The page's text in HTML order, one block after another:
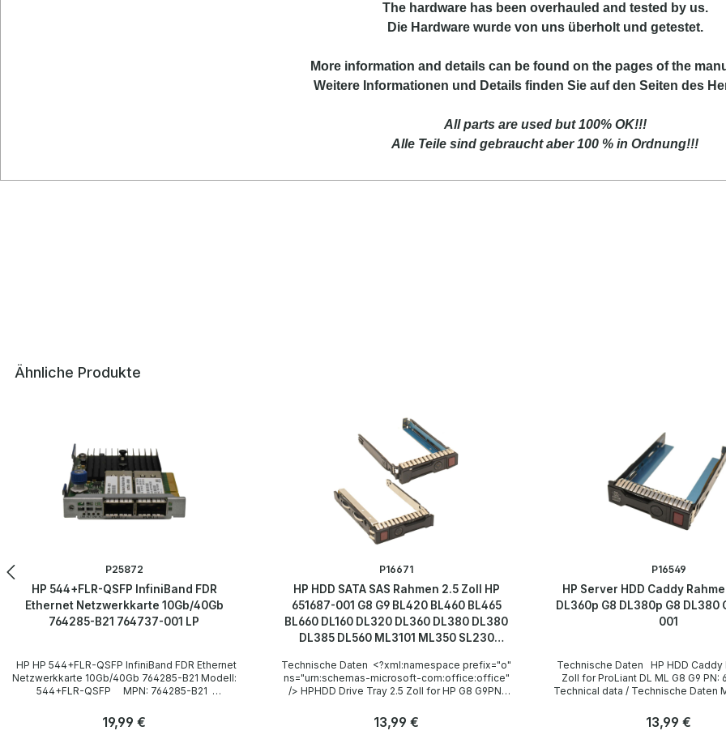
The hardware has been overhauled and tested by us.
Die Hardware wurde von uns überholt und getestet.
More information and details can be found on the pages of the
Weitere Informationen und Details finden Sie auf den Seiten des
All parts are used but 100% OK!!!
Alle Teile sind gebraucht aber 100 % in Ordnung!!!
Ähnliche Produkte
P25872
HP 544+FLR-QSFP InfiniBand FDR
Ethernet Netzwerkkarte 10Gb/40Gb
764285-B21 764737-001 LP
Netzwerkkarte 10Gb/40Gb 764285-B21 Modell:
544+FLR-QSFP MPN: 764285-B21
Regulärer Preis:
19,99 €
P16671
HP HDD SATA SAS Rahmen 2.5 Zoll HP
651687-001 G8 G9 BL420 BL460 BL465
BL660 DL160 DL320 DL360 DL380 DL380
DL385 DL560 ML3101 ML350 SL230
Technische Daten <?xml:namespace prefix="o"
ns="urn:schemas-microsoft-com:office:office"
/> HPHDD Drive Tray 2.5 Zoll for HP G8 G9PN:
Manufacturer / Hersteller HP PN 651687-001
Compatibility / Kompatibilität HP G8 G9 Server
Regulärer Preis:
13,99 €
P16549
HP Server HDD Caddy
DL360p G8 DL380p G8 DL380
001
Technische Daten HP HDD Caddy Rahmen 3.5
Zoll for ProLiant DL ML G8 G9 PN: 651314-001
Technical data / Technische Daten Manufacturer
Accessories / Zubehör none / keins
Regulärer Preis:
13,99 €